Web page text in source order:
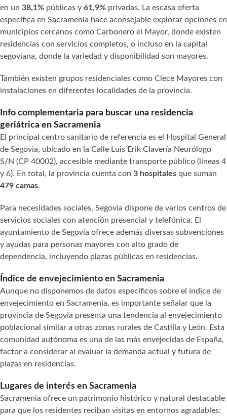
en un 38,1% públicas y 61,9% privadas. La escasa oferta
específica en Sacramenia hace aconsejable explorar opciones en
municipios cercanos como Carbonero el Mayor, donde existen
residencias con servicios completos, o incluso en la capital
segoviana, donde la variedad y disponibilidad son mayores.
También existen grupos residenciales como Clece Mayores con
instalaciones en diferentes localidades de la provincia.
Info complementaria para buscar una residencia
geriátrica en Sacramenia
El principal centro sanitario de referencia es el Hospital General
de Segovia, ubicado en la Calle Luis Erik Clavería Neurólogo
S/N (CP 40002), accesible mediante transporte público (líneas 4
y 6). En total, la provincia cuenta con 3 hospitales que suman
479 camas.
Para necesidades sociales, Segovia dispone de varios centros de
servicios sociales con atención presencial y telefónica. El
ayuntamiento de Segovia ofrece además diversas subvenciones
y ayudas para personas mayores con alto grado de
dependencia, incluyendo plazas públicas en residencias.
Índice de envejecimiento en Sacramenia
Aunque no disponemos de datos específicos sobre el índice de
envejecimiento en Sacramenia, es importante señalar que la
provincia de Segovia presenta una tendencia al envejecimiento
poblacional similar a otras zonas rurales de Castilla y León. Esta
comunidad autónoma es una de las más envejecidas de España,
factor a considerar al evaluar la demanda actual y futura de
plazas en residencias.
Lugares de interés en Sacramenia
Sacramenia ofrece un patrimonio histórico y natural destacable
para que los residentes reciban visitas en entornos agradables: